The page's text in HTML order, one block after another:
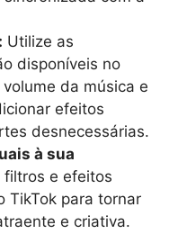
Utilize as
disponíveis no
da música e
efeitos
desnecessárias.
à sua
filtros e efeitos
TikTok para tornar
e criativa.